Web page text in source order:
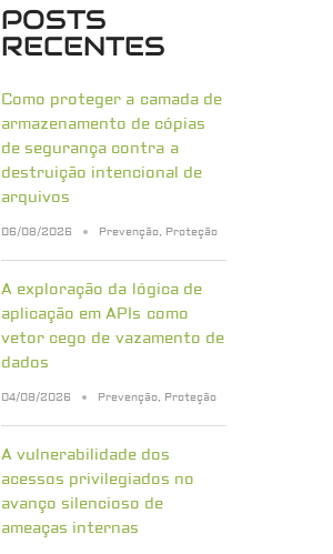
POSTS
RECENTES
Como proteger a camada de
armazenamento de cópias
de segurança contra a
destruição intencional de
arquivos
06/08/2026 Prevenção, Proteção
A exploração da lógica de
aplicação em APIs como
vetor cego de vazamento de
dados
04/08/2026 Prevenção, Proteção
A vulnerabilidade dos
acessos privilegiados no
avanço silencioso de
ameaças internas